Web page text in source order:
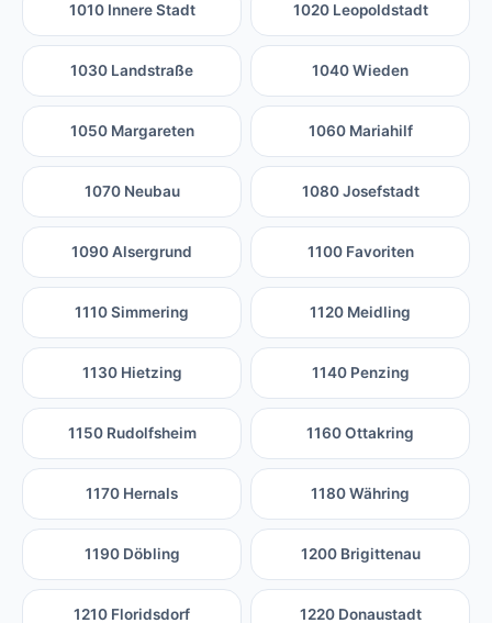
1010 Innere Stadt 1020 Leopoldstadt
1030 Landstraße 1040 Wieden
1050 Margareten 1060 Mariahilf
1070 Neubau 1080 Josefstadt
1090 Alsergrund 1100 Favoriten
1110 Simmering 1120 Meidling
1130 Hietzing 1140 Penzing
1150 Rudolfsheim 1160 Ottakring
1170 Hernals 1180 Währing
1190 Döbling 1200 Brigittenau
1210 Floridsdorf 1220 Donaustadt